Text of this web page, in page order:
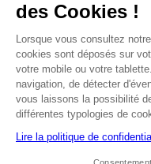
L’ABUS D’ALCOOL
des Cookies !
Lorsque vous consultez
cookies sont déposés sur
votre mobile ou votre
navigation, de détecter
vous laissons la possibilité
différentes typologies de
Lire la politique de